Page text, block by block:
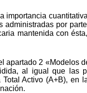
importancia
administradas por
mantenida con
apartado 2 «Modelos
al igual que las
Activo (A+B), en